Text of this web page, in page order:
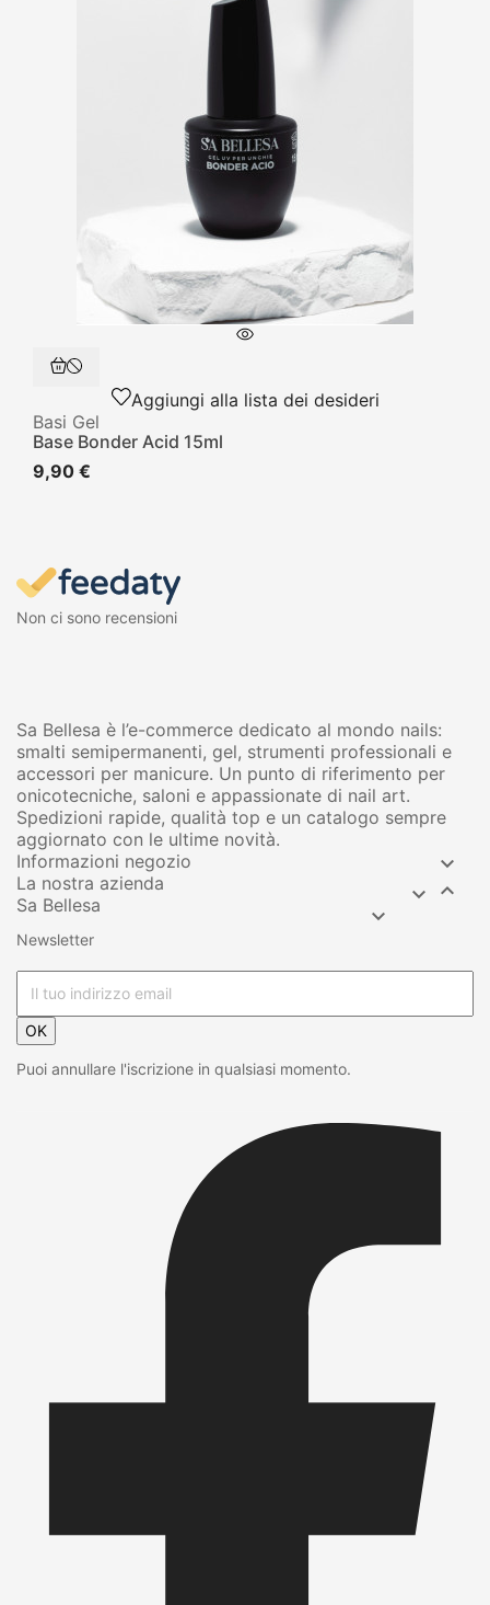
Aggiungi alla lista dei desideri
Basi Gel
Base Bonder Acid 15ml
9,90 €
Non ci sono recensioni
Sa Bellesa è l’e-commerce dedicato al mondo nails:
smalti semipermanenti, gel, strumenti professionali e
accessori per manicure. Un punto di riferimento per
onicotecniche, saloni e appassionate di nail art.
Spedizioni rapide, qualità top e un catalogo sempre
aggiornato con le ultime novità.
Informazioni negozio


La nostra azienda 
Sa Bellesa 
Newsletter
OK
Puoi annullare l'iscrizione in qualsiasi momento.